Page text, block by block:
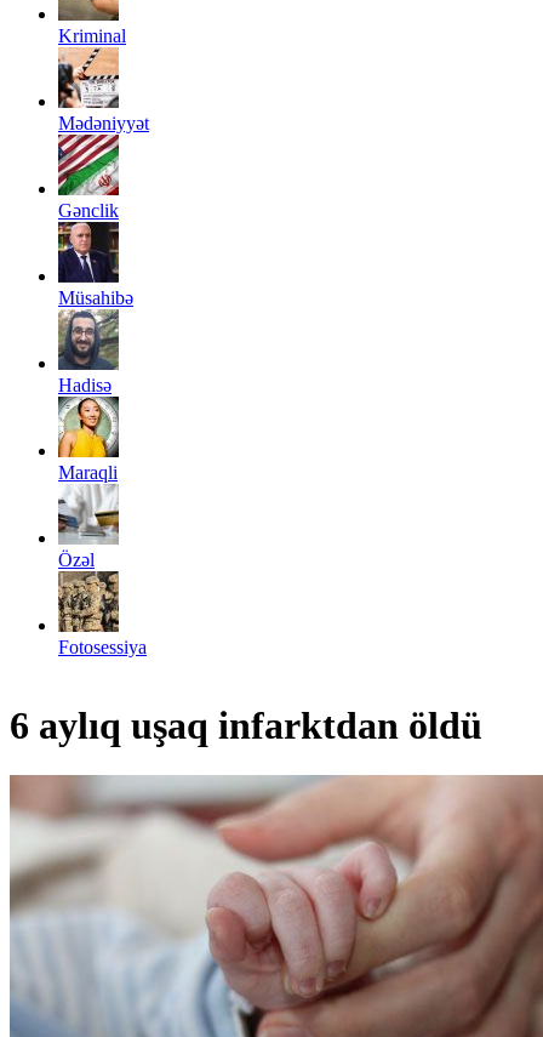
Kriminal
Mədəniyyət
Gənclik
Müsahibə
Hadisə
Maraqli
Özəl
Fotosessiya
6 aylıq uşaq infarktdan öldü